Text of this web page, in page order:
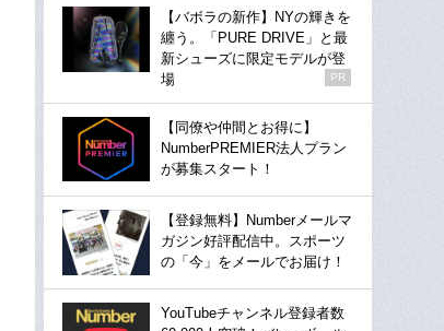
【バボラの新作】NYの輝きを
纏う。「PURE DRIVE」と最
新シューズに限定モデルが登
場
PR
【同僚や仲間とお得に】
NumberPREMIER法人プラン
が募集スタート！
【登録無料】Numberメールマ
ガジン好評配信中。スポーツ
の「今」をメールでお届け！
YouTubeチャンネル登録者数